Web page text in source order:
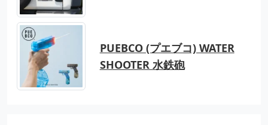
PUEBCO (プエブコ) WATER
SHOOTER 水鉄砲